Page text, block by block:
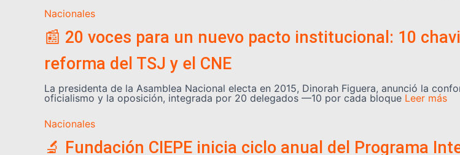
Nacionales
📰 20 voces para un nuevo pacto institucional: 10
reforma del TSJ y el CNE
La presidenta de la Asamblea Nacional electa en 2015, Dinorah Figuera, anunció la
oficialismo y la oposición, integrada por 20 delegados —10 por cada bloque Leer más
Nacionales
🔬 Fundación CIEPE inicia ciclo anual del Programa